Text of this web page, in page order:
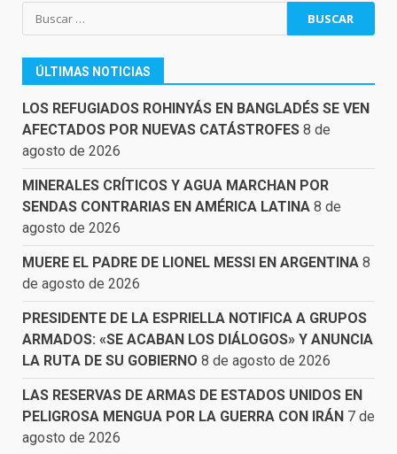
Buscar:
ÚLTIMAS NOTICIAS
LOS REFUGIADOS ROHINYÁS EN BANGLADÉS SE VEN
AFECTADOS POR NUEVAS CATÁSTROFES 8 de
agosto de 2026
MINERALES CRÍTICOS Y AGUA MARCHAN POR
SENDAS CONTRARIAS EN AMÉRICA LATINA 8 de
agosto de 2026
MUERE EL PADRE DE LIONEL MESSI EN ARGENTINA 8
de agosto de 2026
PRESIDENTE DE LA ESPRIELLA NOTIFICA A GRUPOS
ARMADOS: «SE ACABAN LOS DIÁLOGOS» Y ANUNCIA
LA RUTA DE SU GOBIERNO 8 de agosto de 2026
LAS RESERVAS DE ARMAS DE ESTADOS UNIDOS EN
PELIGROSA MENGUA POR LA GUERRA CON IRÁN 7 de
agosto de 2026